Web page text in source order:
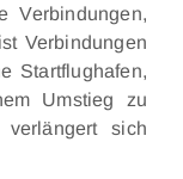
Verbindungen,
Verbindungen
Startflughafen,
Umstieg zu
sich